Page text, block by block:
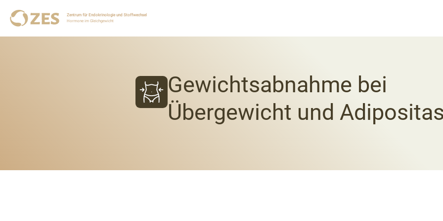
Zentrum für Endokrinologie und Stoffwechsel
Hormone im Gleichgewicht
Gewichtsabnahme bei
Übergewicht und